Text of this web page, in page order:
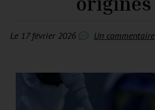
Le 17 février 2026 Un commentaire